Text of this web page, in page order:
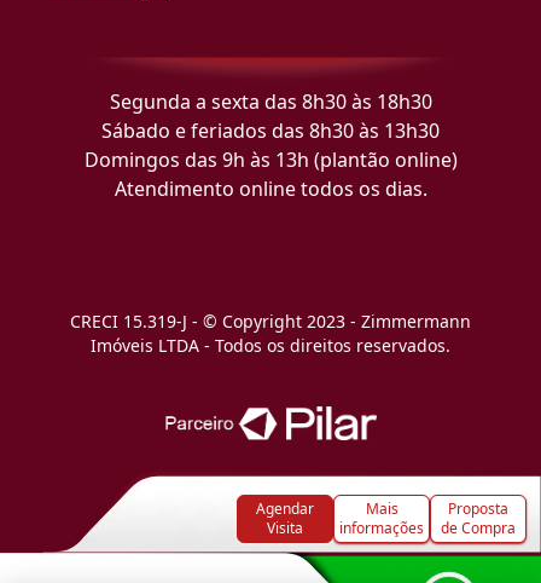
Agendar
Visita
Mais
informações
Proposta
de Compra
Segunda a sexta das 8h30 às 18h30
Sábado e feriados das 8h30 às 13h30
Domingos das 9h às 13h (plantão online)
Atendimento online todos os dias.
CRECI 15.319-J - © Copyright 2023 - Zimmermann
Imóveis LTDA - Todos os direitos reservados.